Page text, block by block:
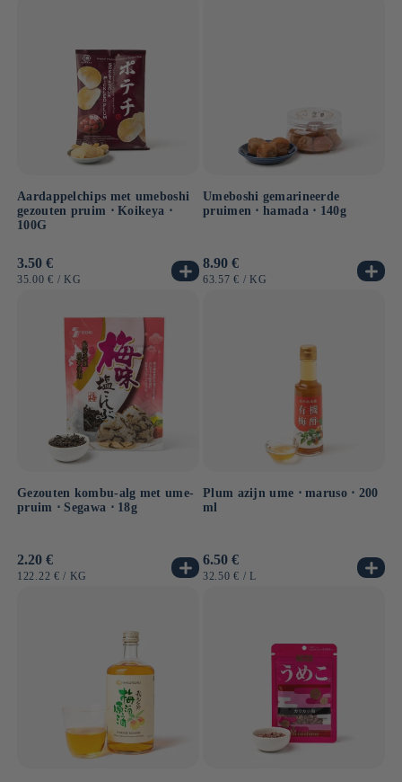
Aardappelchips met umeboshi
gezouten pruim ⋅ Koikeya ⋅
100G
Normale
prijs
3.50 €
EENHEIDSPRIJS
35.00 € / PER
KG
Umeboshi gemarineerde
pruimen ⋅ hamada ⋅ 140g
Normale
prijs
8.90 €
EENHEIDSPRIJS
63.57 € / PER
KG
Gezouten kombu-alg met ume-
pruim ⋅ Segawa ⋅ 18g
Normale
prijs
2.20 €
EENHEIDSPRIJS
122.22 € / PER
KG
Plum azijn ume ⋅ maruso ⋅ 200
ml
Normale
prijs
6.50 €
EENHEIDSPRIJS
32.50 € / PER
L